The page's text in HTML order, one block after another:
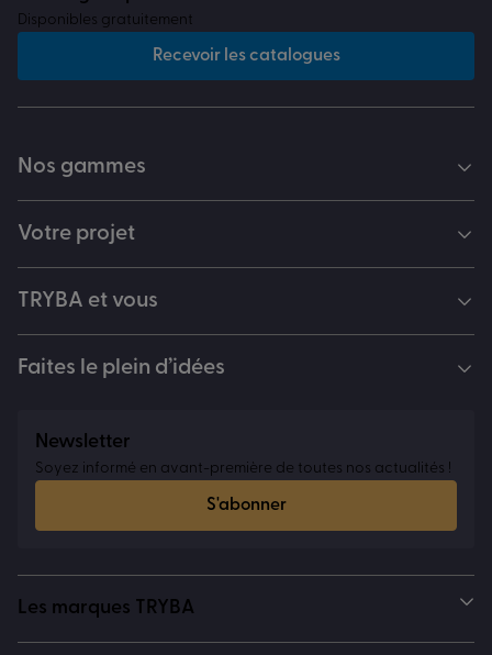
Disponibles gratuitement
Recevoir les catalogues
Nos gammes
Votre projet
TRYBA et vous
Faites le plein d’idées
Newsletter
Soyez informé en avant-première de toutes nos actualités !
S'abonner
Les marques TRYBA